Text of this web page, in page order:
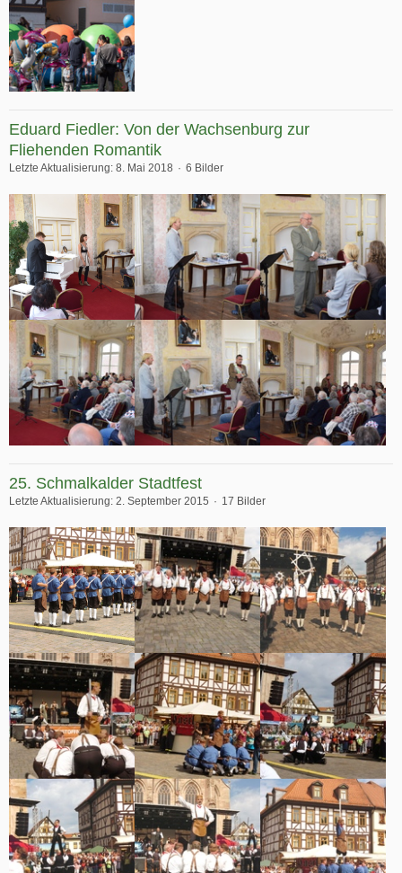
Eduard Fiedler: Von der Wachsenburg zur
Fliehenden Romantik
Letzte Aktualisierung: 8. Mai 2018 6 Bilder
25. Schmalkalder Stadtfest
Letzte Aktualisierung: 2. September 2015 17 Bilder